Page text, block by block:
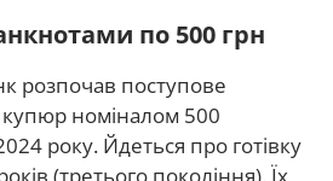
по 500 грн
розпочав поступове
купюр номіналом 500
року. Йдеться про готівку